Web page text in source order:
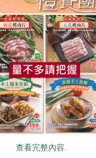
理經驗的烹飪達人阿芳
單容易上手，她努力思考
生活之餘也能為家人煮出
食譜書、電視節目分享料
用臉書直播，即時且不藏
RPET 食譜 減硝
食安 共同購買
查看完整內容..